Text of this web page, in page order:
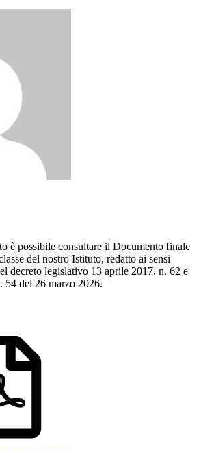
è possibile consultare il Documento finale
del nostro Istituto, redatto ai sensi
decreto legislativo 13 aprile 2017, n. 62 e
54 del 26 marzo 2026.